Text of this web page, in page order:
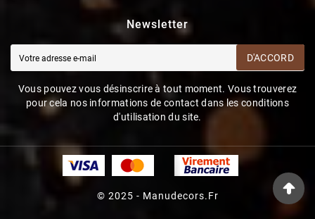
Newsletter
D'ACCORD
Vous pouvez vous désinscrire à tout moment. Vous trouverez
pour cela nos informations de contact dans les conditions
d'utilisation du site.
© 2025 - Manudecors.fr